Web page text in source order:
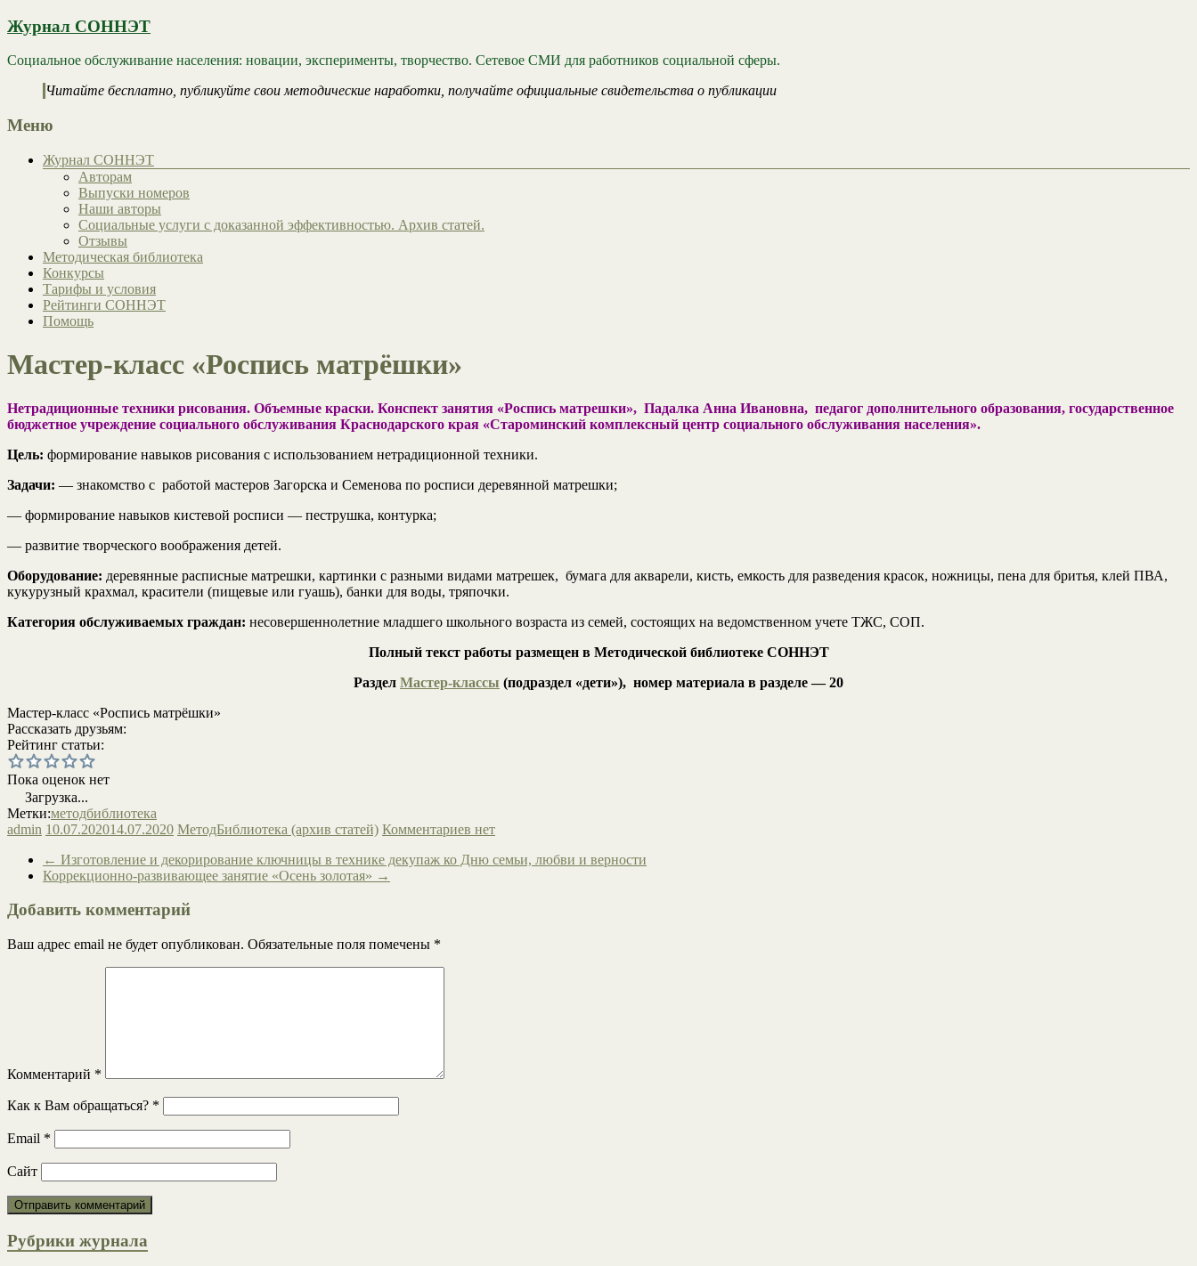
Журнал СОННЭТ
Социальное обслуживание населения: новации, эксперименты, творчество. Сетевое СМИ для работников социальной сферы.
Читайте бесплатно, публикуйте свои методические наработки, получайте официальные свидетельства о публикации
Меню
Журнал СОННЭТ
Авторам
Выпуски номеров
Наши авторы
Социальные услуги с доказанной эффективностью. Архив статей.
Отзывы
Методическая библиотека
Конкурсы
Тарифы и условия
Рейтинги СОННЭТ
Помощь
Мастер-класс «Роспись матрёшки»
Нетрадиционные техники рисования. Объемные краски. Конспект занятия «Роспись матрешки», Падалка Анна Ивановна, педагог дополнительного образования, государственное
бюджетное учреждение социального обслуживания Краснодарского края «Староминский комплексный центр социального обслуживания населения».
Цель: формирование навыков рисования с использованием нетрадиционной техники.
Задачи: — знакомство с работой мастеров Загорска и Семенова по росписи деревянной матрешки;
— формирование навыков кистевой росписи — пеструшка, контурка;
— развитие творческого воображения детей.
Оборудование: деревянные расписные матрешки, картинки с разными видами матрешек, бумага для акварели, кисть, емкость для разведения красок, ножницы, пена для бритья, клей ПВА,
кукурузный крахмал, красители (пищевые или гуашь), банки для воды, тряпочки.
Категория обслуживаемых граждан: несовершеннолетние младшего школьного возраста из семей, состоящих на ведомственном учете ТЖС, СОП.
Полный текст работы размещен в Методической библиотеке СОННЭТ
Раздел Мастер-классы (подраздел «дети»), номер материала в разделе — 20
Мастер-класс «Роспись матрёшки»
Рассказать друзьям:
Рейтинг статьи:
Пока оценок нет
Загрузка...
Метки:методбиблиотека
admin 10.07.202014.07.2020 МетодБиблиотека (архив статей) Комментариев нет
← Изготовление и декорирование ключницы в технике декупаж ко Дню семьи, любви и верности
Коррекционно-развивающее занятие «Осень золотая» →
Добавить комментарий
Ваш адрес email не будет опубликован. Обязательные поля помечены *
Комментарий *
Как к Вам обращаться? *
Email *
Сайт
Рубрики журнала